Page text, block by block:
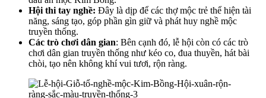
Hội thi tay nghề: Đây là dịp để các thợ mộc trẻ thể hiện tài
năng, sáng tạo, góp phần gìn giữ và phát huy nghề mộc
truyền thống.
Các trò chơi dân gian: Bên cạnh đó, lễ hội còn có các trò
chơi dân gian truyền thống như kéo co, đua thuyền, hát bài
chòi, tạo nên không khí vui tươi, rộn ràng.